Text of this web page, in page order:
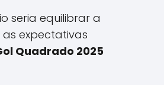
seria equilibrar a
expectativas
Quadrado 2025